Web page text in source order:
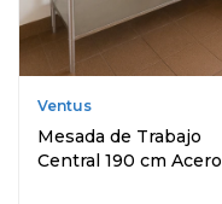
Ventus
Mesada de Trabajo
Central 190 cm Acero